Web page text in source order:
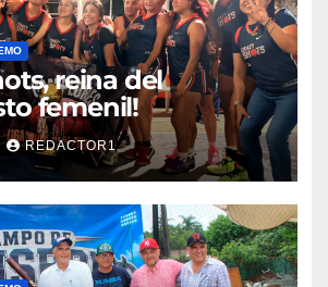
reina del
femenil!
REDACTOR1